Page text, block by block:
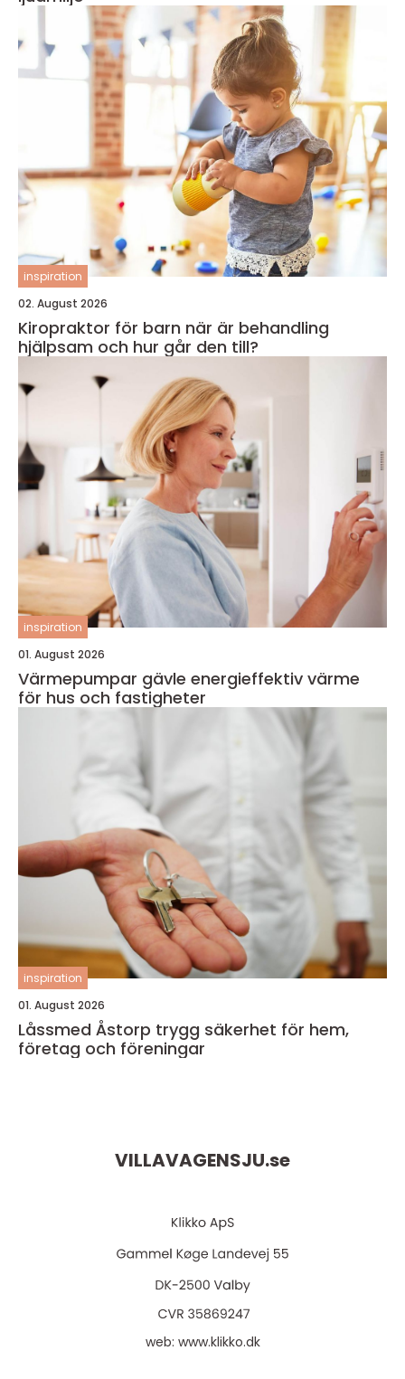
inspiration
02. August 2026
Kiropraktor för barn när är behandling
hjälpsam och hur går den till?
inspiration
01. August 2026
Värmepumpar gävle energieffektiv värme
för hus och fastigheter
inspiration
01. August 2026
Låssmed Åstorp trygg säkerhet för hem,
företag och föreningar
VILLAVAGENSJU.se
web: www.klikko.dk